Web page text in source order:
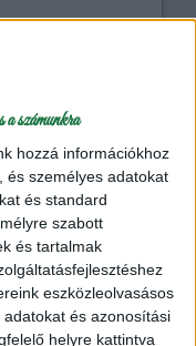
a számunkra
hozzá információkhoz
és személyes adatokat
és standard
szabott
és tartalmak
eszközleolvasásos
és azonosítási
helyre kattintva
19
minőségű